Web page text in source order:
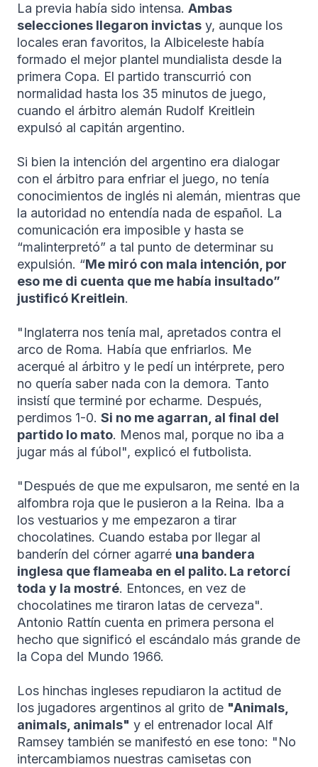
La previa había sido intensa. Ambas
selecciones llegaron invictas y, aunque los
locales eran favoritos, la Albiceleste había
formado el mejor plantel mundialista desde la
primera Copa. El partido transcurrió con
normalidad hasta los 35 minutos de juego,
cuando el árbitro alemán Rudolf Kreitlein
expulsó al capitán argentino.
Si bien la intención del argentino era dialogar
con el árbitro para enfriar el juego, no tenía
conocimientos de inglés ni alemán, mientras que
la autoridad no entendía nada de español. La
comunicación era imposible y hasta se
“malinterpretó” a tal punto de determinar su
expulsión. “Me miró con mala intención, por
eso me di cuenta que me había insultado”
justificó Kreitlein.
"Inglaterra nos tenía mal, apretados contra el
arco de Roma. Había que enfriarlos. Me
acerqué al árbitro y le pedí un intérprete, pero
no quería saber nada con la demora. Tanto
insistí que terminé por echarme. Después,
perdimos 1-0. Si no me agarran, al final del
partido lo mato. Menos mal, porque no iba a
jugar más al fúbol", explicó el futbolista.
"Después de que me expulsaron, me senté en la
alfombra roja que le pusieron a la Reina. Iba a
los vestuarios y me empezaron a tirar
chocolatines. Cuando estaba por llegar al
banderín del córner agarré una bandera
inglesa que flameaba en el palito. La retorcí
toda y la mostré. Entonces, en vez de
chocolatines me tiraron latas de cerveza".
Antonio Rattín cuenta en primera persona el
hecho que significó el escándalo más grande de
la Copa del Mundo 1966.
Los hinchas ingleses repudiaron la actitud de
los jugadores argentinos al grito de "Animals,
animals, animals" y el entrenador local Alf
Ramsey también se manifestó en ese tono: "No
intercambiamos nuestras camisetas con